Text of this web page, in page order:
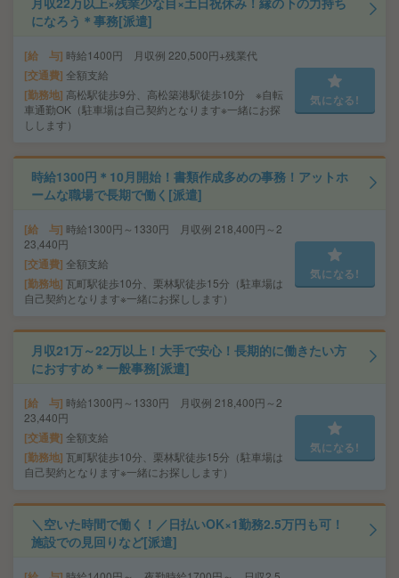
になろう＊事務[派遣]
給 与 時給1400円 月収例 220,500円+残業代
交通費 全額支給
勤務地 高松駅徒歩9分、高松築港駅徒歩10分 ※自転
車通勤OK（駐車場は自己契約となります※一緒にお探
しします）
気になる!
時給1300円＊10月開始！書類作成多めの事務！アットホ
ームな職場で長期で働く[派遣]
給 与 時給1300円～1330円 月収例 218,400円～2
23,440円
交通費 全額支給
勤務地 瓦町駅徒歩10分、栗林駅徒歩15分（駐車場は
自己契約となります※一緒にお探しします）
気になる!
月収21万～22万以上！大手で安心！長期的に働きたい方
におすすめ＊一般事務[派遣]
給 与 時給1300円～1330円 月収例 218,400円～2
23,440円
交通費 全額支給
勤務地 瓦町駅徒歩10分、栗林駅徒歩15分（駐車場は
自己契約となります※一緒にお探しします）
気になる!
＼空いた時間で働く！／日払いOK×1勤務2.5万円も可！
施設での見回りなど[派遣]